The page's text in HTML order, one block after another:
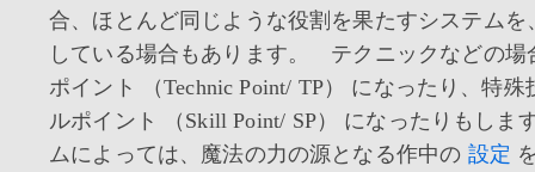
合、ほとんど同じような役割を果たすシステムを
している場合もあります。 テクニックなどの場
ポイント （Technic Point/ TP） になったり、特
ルポイント （Skill Point/ SP） になったりもし
ムによっては、魔法の力の源となる作中の 設定